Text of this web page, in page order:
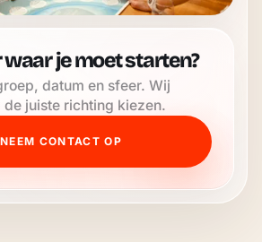
waar je moet starten?
datum en sfeer. Wij
de juiste richting kiezen.
NEEM CONTACT OP